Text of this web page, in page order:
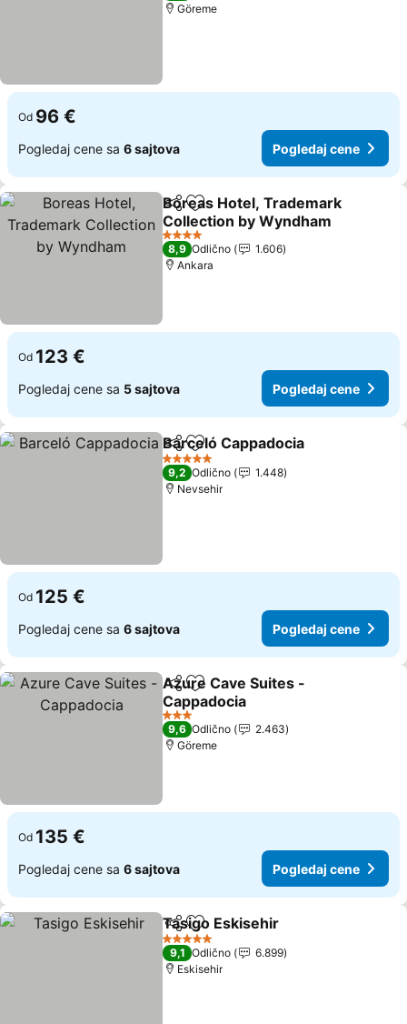
Göreme
Od 96 €
Pogledaj cene sa 6 sajtova Pogledaj cene
Deli Dodati u favorite
Boreas Hotel, Trademark
Collection by Wyndham
4 Zvezdice
8,9 Odlično
1.606
Ankara
Od 123 €
Pogledaj cene sa 5 sajtova Pogledaj cene
Deli Dodati u favorite
Barceló Cappadocia
5 Zvezdice
9,2 Odlično
1.448
Nevsehir
Od 125 €
Pogledaj cene sa 6 sajtova Pogledaj cene
Deli Dodati u favorite
Azure Cave Suites -
Cappadocia
3 Zvezdice
9,6 Odlično
2.463
Göreme
Od 135 €
Pogledaj cene sa 6 sajtova Pogledaj cene
Deli Dodati u favorite
Tasigo Eskisehir
5 Zvezdice
9,1 Odlično
6.899
Eskisehir